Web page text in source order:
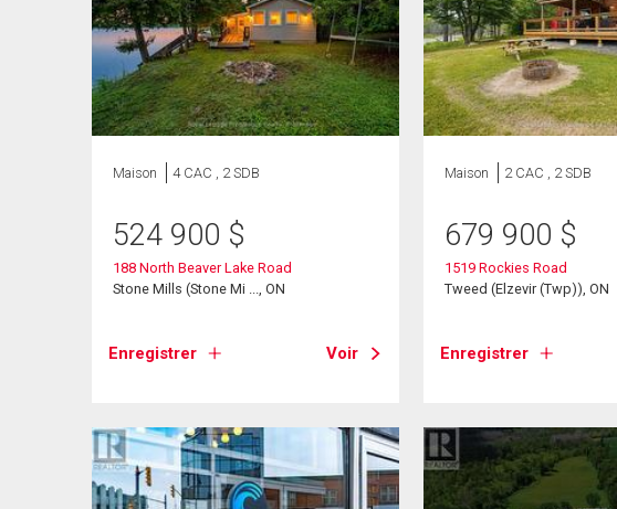
Maison 4 CAC , 2 SDB
524 900 $
188 North Beaver Lake Road
Stone Mills (Stone Mi ..., ON
Enregistrer Voir
Maison 2 CAC , 2 SDB
679 900 $
1519 Rockies Road
Tweed (Elzevir (Twp)), ON
Enregistrer